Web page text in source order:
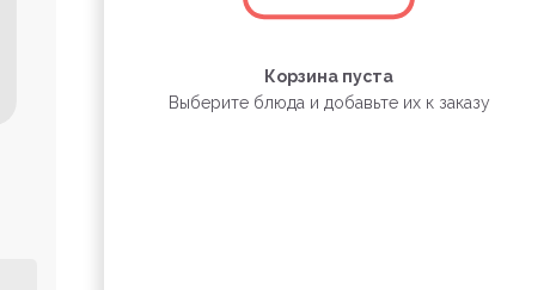
Корзина пуста
Выберите блюда и добавьте их к заказу